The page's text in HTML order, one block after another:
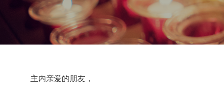
主内亲爱的朋友，